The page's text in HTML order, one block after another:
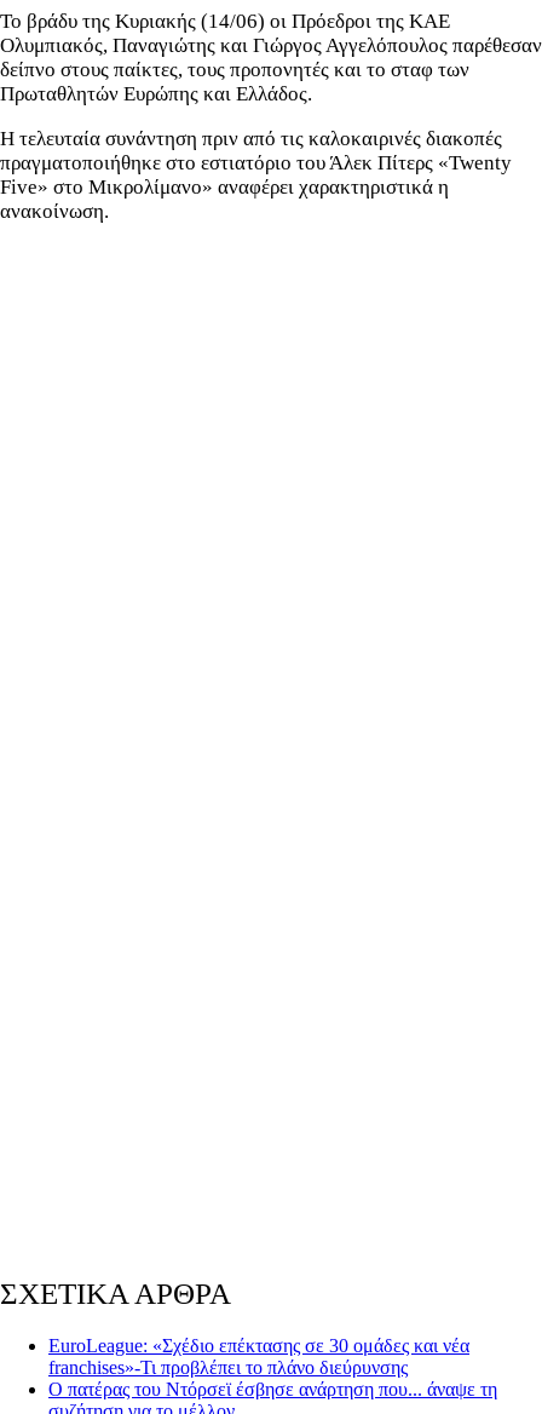
Το βράδυ της Κυριακής (14/06) οι Πρόεδροι της ΚΑΕ
Ολυμπιακός, Παναγιώτης και Γιώργος Αγγελόπουλος παρέθεσαν
δείπνο στους παίκτες, τους προπονητές και το σταφ των
Πρωταθλητών Ευρώπης και Ελλάδος.
Η τελευταία συνάντηση πριν από τις καλοκαιρινές διακοπές
πραγματοποιήθηκε στο εστιατόριο του Άλεκ Πίτερς «Twenty
Five» στο Μικρολίμανο» αναφέρει χαρακτηριστικά η
ανακοίνωση.
ΣΧΕΤΙΚΑ ΑΡΘΡΑ
EuroLeague: «Σχέδιο επέκτασης σε 30 ομάδες και νέα
franchises»-Τι προβλέπει το πλάνο διεύρυνσης
Ο πατέρας του Ντόρσεϊ έσβησε ανάρτηση που... άναψε τη